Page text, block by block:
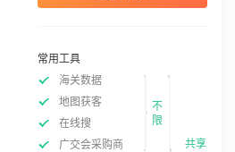
常用工具
海关数据
地图获客
在线搜
广交会采购商
不
限
共享